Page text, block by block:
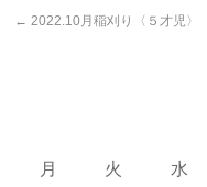
← 2022.10月稲刈り〈５才児〉
月
火 水